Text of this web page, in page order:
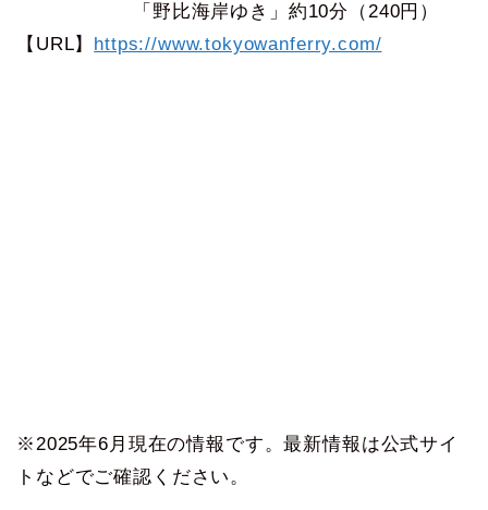
「野比海岸ゆき」約10分（240円）
【URL】 https://www.tokyowanferry.com/
※2025年6月現在の情報です。最新情報は公式サイ
トなどでご確認ください。